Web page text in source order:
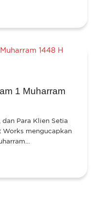
1 Muharram
dan Para Klien Setia
mengucapkan